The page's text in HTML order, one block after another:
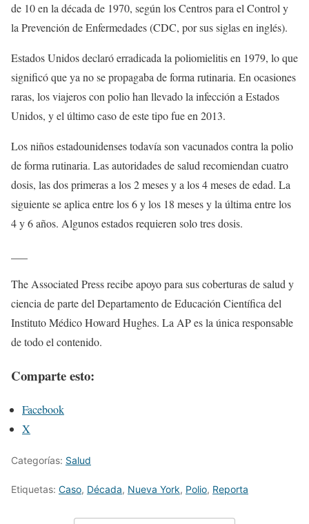
de 10 en la década de 1970, según los Centros para el Control y
la Prevención de Enfermedades (CDC, por sus siglas en inglés).
Estados Unidos declaró erradicada la poliomielitis en 1979, lo que
significó que ya no se propagaba de forma rutinaria. En ocasiones
raras, los viajeros con polio han llevado la infección a Estados
Unidos, y el último caso de este tipo fue en 2013.
Los niños estadounidenses todavía son vacunados contra la polio
de forma rutinaria. Las autoridades de salud recomiendan cuatro
dosis, las dos primeras a los 2 meses y a los 4 meses de edad. La
siguiente se aplica entre los 6 y los 18 meses y la última entre los
4 y 6 años. Algunos estados requieren solo tres dosis.
The Associated Press recibe apoyo para sus coberturas de salud y
ciencia de parte del Departamento de Educación Científica del
Instituto Médico Howard Hughes. La AP es la única responsable
de todo el contenido.
Comparte esto:
Facebook
X
Categorías: Salud
Etiquetas: Caso, Década, Nueva York, Polio, Reporta